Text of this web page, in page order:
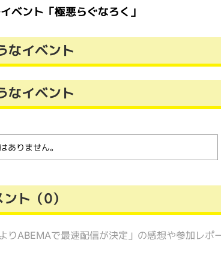
ベント「極悪らぐなろく」
なイベント
なイベント
ありません。
ト（0）
りABEMAで最速配信が決定」の感想や参加レポ